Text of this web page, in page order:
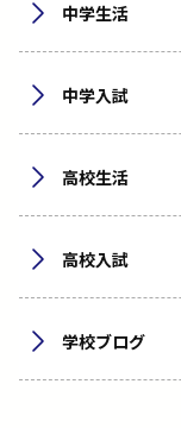
中学生活
中学入試
高校生活
高校入試
学校ブログ